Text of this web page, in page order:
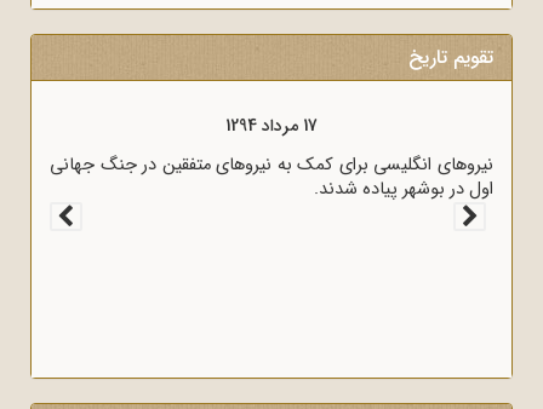
تقویم تاریخ
17 مرداد 1294
نیروهای انگلیسی برای کمک به نیروهای متفقین در جنگ جهانی
اول در بوشهر پیاده شدند.
به وسیله